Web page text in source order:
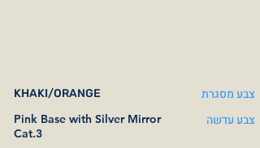
KHAKI/ORANGE צבע מסגרת
Pink Base with Silver Mirror
Cat.3
צבע עדשה